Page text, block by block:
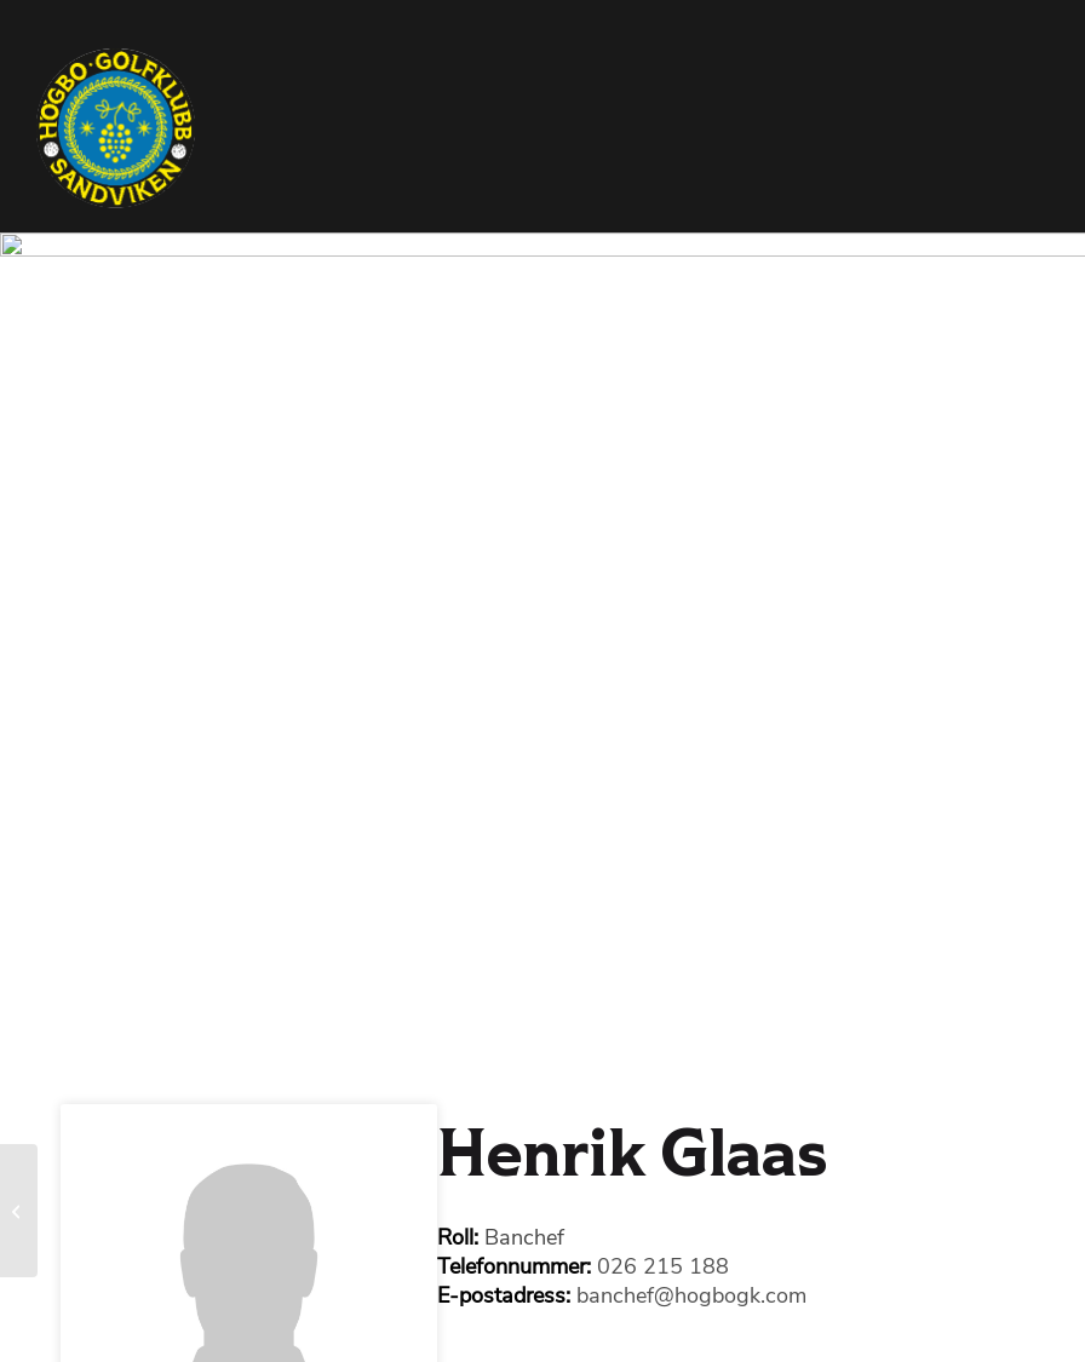
Henrik Glaas
Roll: Banchef
Telefonnummer: 026 215 188
E-postadress: banchef@hogbogk.com